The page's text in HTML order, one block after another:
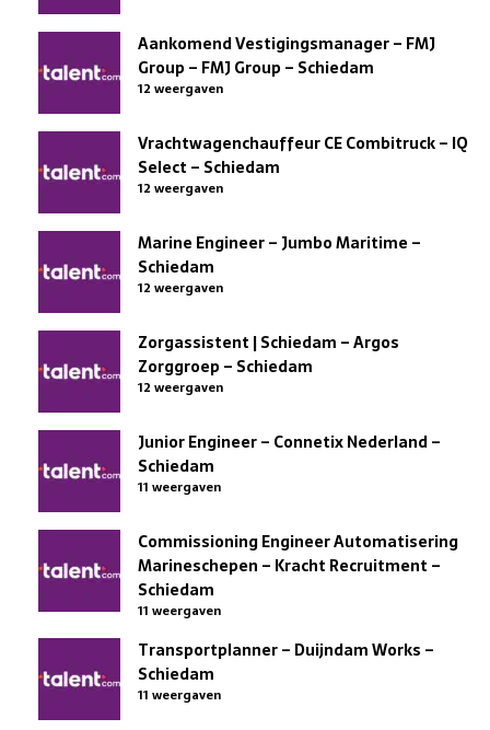
Aankomend Vestigingsmanager – FMJ
Group – FMJ Group – Schiedam
12 weergaven
Vrachtwagenchauffeur CE Combitruck – IQ
Select – Schiedam
12 weergaven
Marine Engineer – Jumbo Maritime –
Schiedam
12 weergaven
Zorgassistent | Schiedam – Argos
Zorggroep – Schiedam
12 weergaven
Junior Engineer – Connetix Nederland –
Schiedam
11 weergaven
Commissioning Engineer Automatisering
Marineschepen – Kracht Recruitment –
Schiedam
11 weergaven
Transportplanner – Duijndam Works –
Schiedam
11 weergaven